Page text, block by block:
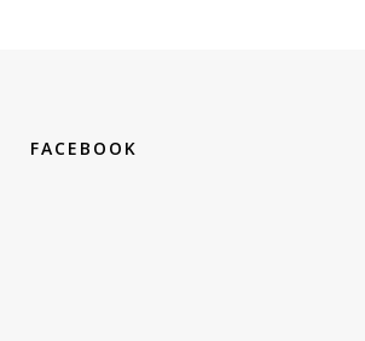
FACEBOOK